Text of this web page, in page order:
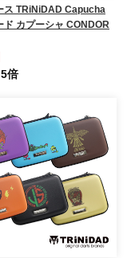
ス TRiNiDAD Capucha
ド カプーシャ CONDOR
倍